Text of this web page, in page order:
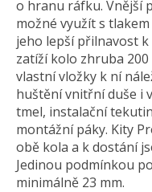
o hranu ráfku. Vnější
možné využít s
jeho lepší přilnavost
zatíží kolo zhruba
vlastní vložky k ní
huštění vnitřní duše i
tmel, instalační
montážní páky. Kity
obě kola a k dostání
Jedinou podmínkou
minimálně 23 mm.